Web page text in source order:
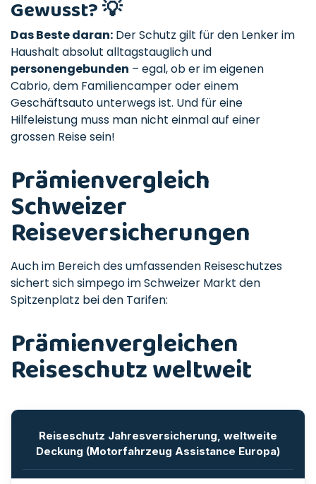
Gewusst? 💡
Das Beste daran: Der Schutz gilt für den Lenker im
Haushalt absolut alltagstauglich und
personengebunden – egal, ob er im eigenen
Cabrio, dem Familiencamper oder einem
Geschäftsauto unterwegs ist. Und für eine
Hilfeleistung muss man nicht einmal auf einer
grossen Reise sein!
Prämienvergleich
Schweizer
Reiseversicherungen
Auch im Bereich des umfassenden Reiseschutzes
sichert sich simpego im Schweizer Markt den
Spitzenplatz bei den Tarifen:
Prämienvergleichen
Reiseschutz weltweit
Reiseschutz Jahresversicherung, weltweite
Deckung (Motorfahrzeug Assistance Europa)